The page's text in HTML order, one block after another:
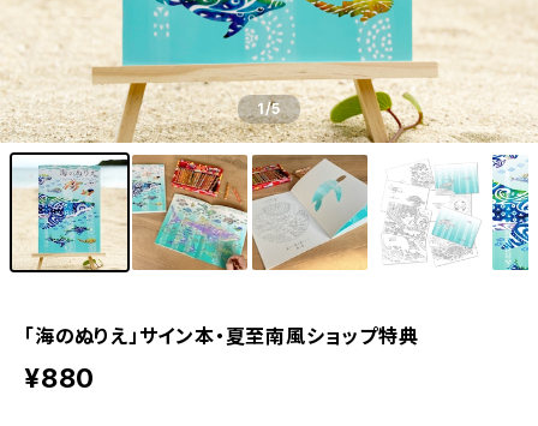
1/5
「海のぬりえ」サイン本・夏至南風ショップ特典
¥880